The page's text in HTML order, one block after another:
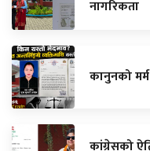
नागरिकता
कानुनको
कांग्रेसको